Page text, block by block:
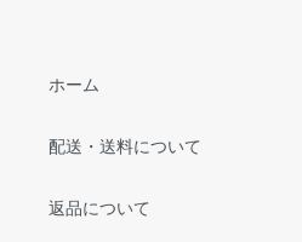
ホーム
配送・送料について
返品について